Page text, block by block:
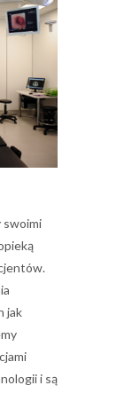
swoimi
jak
i są